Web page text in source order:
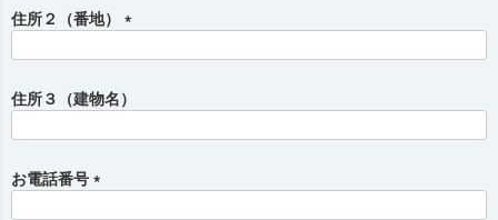
)
住所２（番地）
須
)
住所３（建物名）
お電話番号